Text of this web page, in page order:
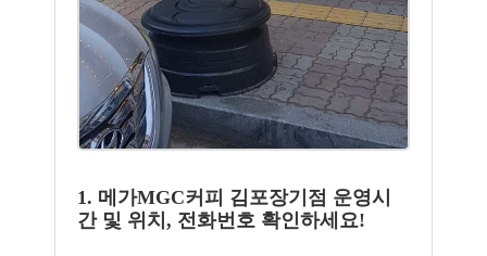
1. 메가MGC커피 김포장기점 운영시
간 및 위치, 전화번호 확인하세요!